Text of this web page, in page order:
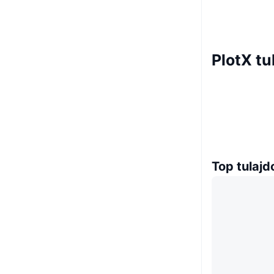
PlotX
Top